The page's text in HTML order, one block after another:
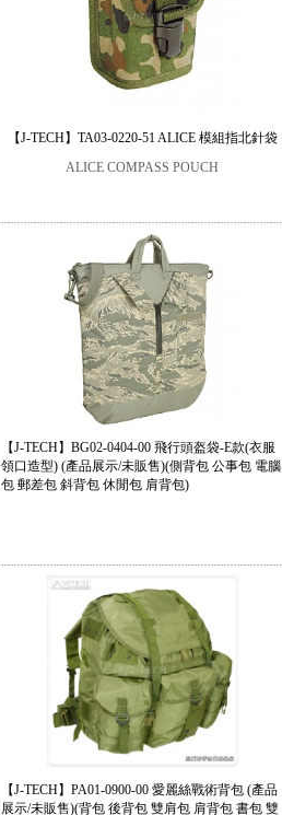
【J-TECH】TA03-0220-51 ALICE 模組指北針袋
ALICE COMPASS POUCH
【J-TECH】BG02-0404-00 飛行頭盔袋-E款(衣服
領口造型) (產品展示/未販售)(側背包 公事包 電腦
包 郵差包 斜背包 休閒包 肩背包)
【J-TECH】PA01-0900-00 愛麗絲戰術背包 (產品
展示/未販售)(背包 後背包 雙肩包 肩背包 書包 雙